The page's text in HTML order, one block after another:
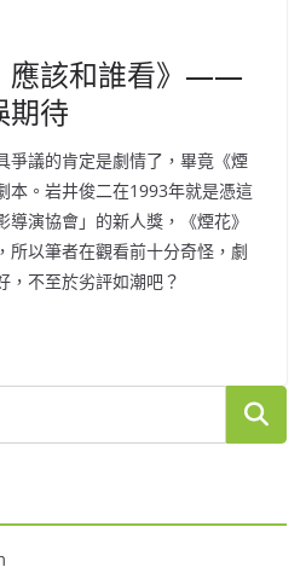
應該和誰看》——
期待
爭議的肯定是劇情了，畢竟《煙
本。岩井俊二在1993年就是憑這
演協會」的新人獎，《煙花》
所以筆者在觀看前十分奇怪，劇
，不至於劣評如潮吧？